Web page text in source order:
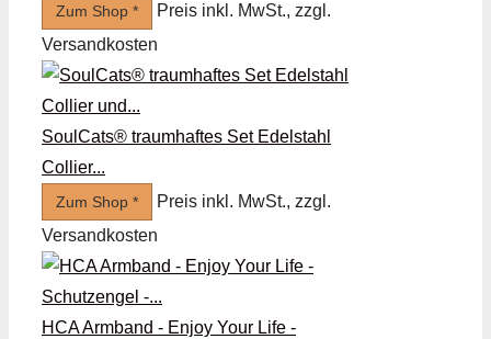
Zum Shop *
Preis inkl. MwSt., zzgl.
Versandkosten
SoulCats® traumhaftes Set Edelstahl
Collier...
Zum Shop *
Preis inkl. MwSt., zzgl.
Versandkosten
HCA Armband - Enjoy Your Life -